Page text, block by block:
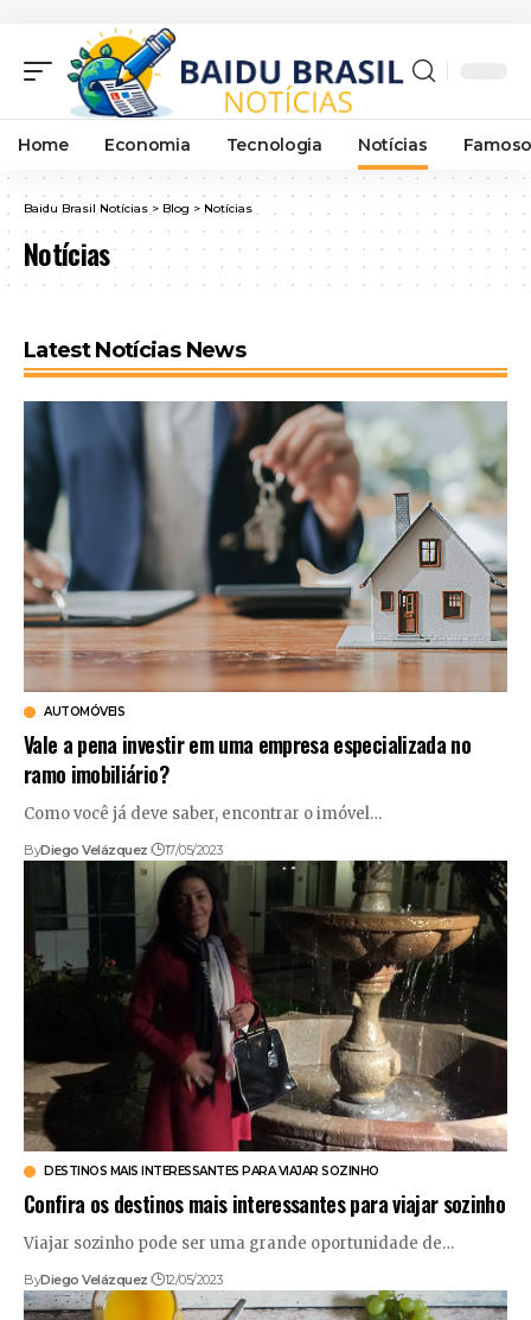
Home Economia Tecnologia Notícias
Baidu Brasil Notícias > Blog > Notícias
Notícias
Latest Notícias News
AUTOMÓVEIS
Vale a pena investir em uma empresa especializada no
ramo imobiliário?
Como você já deve saber, encontrar o imóvel…
ByDiego Velázquez 17/05/2023
DESTINOS MAIS INTERESSANTES PARA VIAJAR SOZINHO
Confira os destinos mais interessantes para viajar sozinho
Viajar sozinho pode ser uma grande oportunidade de…
ByDiego Velázquez 12/05/2023